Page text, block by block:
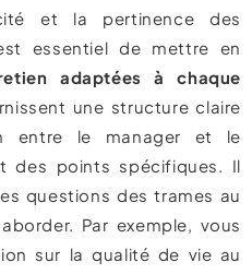
et la pertinence des
essentiel de mettre en
adaptées à chaque
une structure claire
entre le manager et le
des points spécifiques. Il
questions des trames au
Par exemple, vous
sur la qualité de vie au